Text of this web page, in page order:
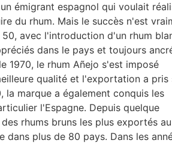
émigrant espagnol qui voulait
du rhum. Mais le succès n'est
50, avec l'introduction d'un rhum
dans le pays et toujours
1970, le rhum Añejo s'est imposé
qualité et l'exportation a pris
la marque a également conquis les
l'Espagne. Depuis quelque
rhums bruns les plus exportés au
dans plus de 80 pays. Dans les